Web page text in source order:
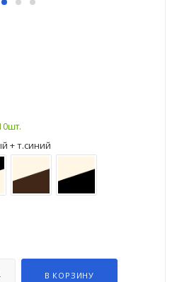
+ т.синий
В КОРЗИНУ